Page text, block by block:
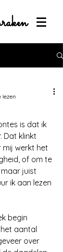
lezen
is dat ik
Dat klinkt
mij werkt het
of om te
juist
ik aan lezen
begin
aantal
over